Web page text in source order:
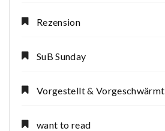
Rezension
SuB Sunday
Vorgestellt & Vorgeschwärmt
want to read